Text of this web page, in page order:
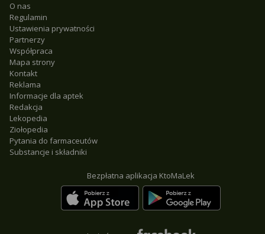
O nas
Regulamin
Ustawienia prywatności
Partnerzy
Współpraca
Mapa strony
Kontakt
Reklama
Informacje dla aptek
Redakcja
Lekopedia
Ziołopedia
Pytania do farmaceutów
Substancje i składniki
Bezpłatna aplikacja KtoMaLek